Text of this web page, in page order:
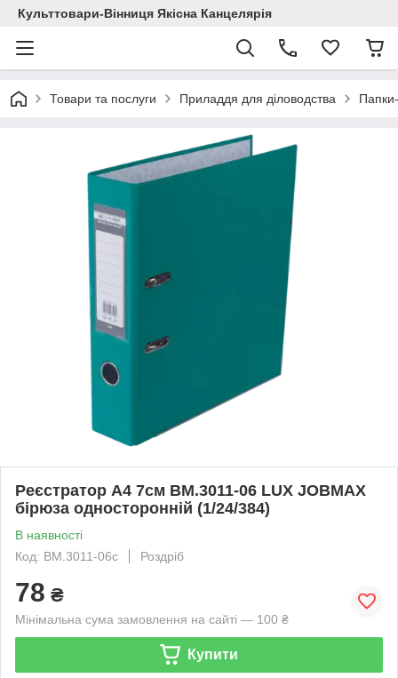
Культтовари-Вінниця Якісна Канцелярія
Товари та послуги Приладдя для діловодства
Реєстратор А4 7см BM.3011-06 LUX JOBMAX
бірюза односторонній (1/24/384)
В наявності
Код: BM.3011-06c
Роздріб
78 ₴
Мінімальна сума замовлення на сайті — 100 ₴
Купити